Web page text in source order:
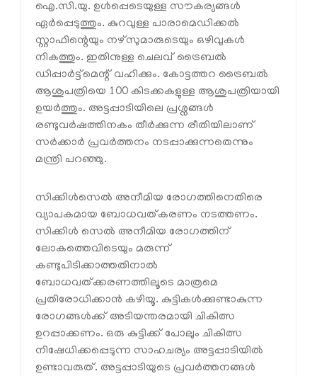
ഐ.സി.യു. ഉള്‍പ്പെടെയുള്ള സൗകര്യങ്ങള്‍
ഏര്‍പ്പെടുത്തും. കുറവുള്ള പാരാമെഡിക്കല്‍
സ്റ്റാഫിന്റെയും നഴ്സുമാരുടെയും ഒഴിവുകള്‍
നികത്തും. ഇതിനുള്ള ചെലവ് ട്രൈബല്‍
ഡിപ്പാര്‍ട്ട്മെന്റ് വഹിക്കും. കോട്ടത്തറ ട്രൈബല്‍
ആശുപത്രിയെ 100 കിടക്കകളുള്ള ആശുപത്രിയായി
ഉയര്‍ത്തും. അട്ടപ്പാടിയിലെ പ്രശ്നങ്ങള്‍
രണ്ടുവര്‍ഷത്തിനകം തീര്‍ക്കുന്ന രീതിയിലാണ്
സര്‍ക്കാര്‍ പ്രവര്‍ത്തനം നടപ്പാക്കുന്നതെന്നും
മന്ത്രി പറഞ്ഞു.
സിക്കിള്‍സെല്‍ അനീമിയ രോഗത്തിനെതിരെ
വ്യാപകമായ ബോധവത്കരണം നടത്തണം.
സിക്കിള്‍ സെല്‍ അനീമിയ രോഗത്തിന്
ലോകത്തെവിടെയും മരുന്ന്
കണ്ടുപിടിക്കാത്തതിനാല്‍
ബോധവത്ക്കരണത്തിലൂടെ മാത്രമെ
പ്രതിരോധിക്കാന്‍ കഴിയൂ. കുട്ടികള്‍ക്കുണ്ടാകുന്ന
രോഗങ്ങള്‍ക്ക് അടിയന്തരമായി ചികിത്സ
ഉറപ്പാക്കണം. ഒരു കുട്ടിക്ക് പോലും ചികിത്സ
നിഷേധിക്കപ്പെടുന്ന സാഹചര്യം അട്ടപ്പാടിയില്‍
ഉണ്ടാവരുത്. അട്ടപ്പാടിയുടെ പ്രവര്‍ത്തനങ്ങള്‍